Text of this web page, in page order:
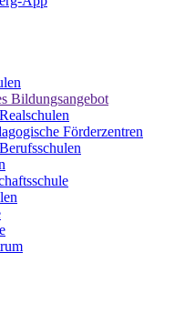
Bildungsangebot
Förderzentren